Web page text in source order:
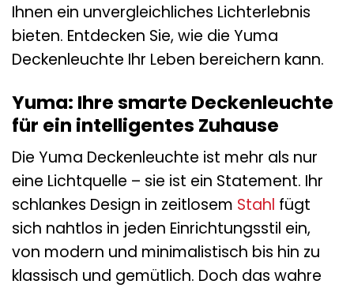
Ihnen ein unvergleichliches Lichterlebnis
bieten. Entdecken Sie, wie die Yuma
Deckenleuchte Ihr Leben bereichern kann.
Yuma: Ihre smarte Deckenleuchte
für ein intelligentes Zuhause
Die Yuma Deckenleuchte ist mehr als nur
eine Lichtquelle – sie ist ein Statement. Ihr
schlankes Design in zeitlosem Stahl fügt
sich nahtlos in jeden Einrichtungsstil ein,
von modern und minimalistisch bis hin zu
klassisch und gemütlich. Doch das wahre